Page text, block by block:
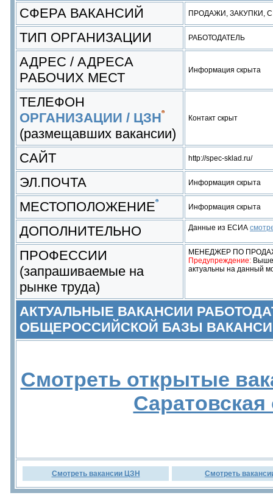
СФЕРА ВАКАНСИЙ
ПРОДАЖИ, ЗАКУПКИ,
ТИП ОРГАНИЗАЦИИ РАБОТОДАТЕЛЬ
АДРЕС / АДРЕСА
РАБОЧИХ МЕСТ
Информация скрыта
ТЕЛЕФОН
ОРГАНИЗАЦИИ / ЦЗН
(размещавших вакансии)
Контакт скрыт
САЙТ http://spec-sklad.ru/
ЭЛ.ПОЧТА Информация скрыта
МЕСТОПОЛОЖЕНИЕ Информация скрыта
ДОПОЛНИТЕЛЬНО Данные из ЕСИА
ПРОФЕССИИ
(запрашиваемые на
рынке труда)
МЕНЕДЖЕР ПО
Предупреждение: Выше
актуальны на данный
АКТУАЛЬНЫЕ ВАКАНСИИ
ОБЩЕРОССИЙСКОЙ БАЗЫ
Смотреть открытые
Саратовская
Смотреть вакансии ЦЗН Смотреть